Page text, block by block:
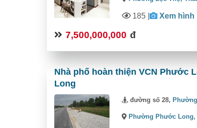
185 | Xem hình
7,500,000,000 đ
Nhà phố hoàn thiện VCN Phước
Long
đường số 28,
Phường Phước Long,